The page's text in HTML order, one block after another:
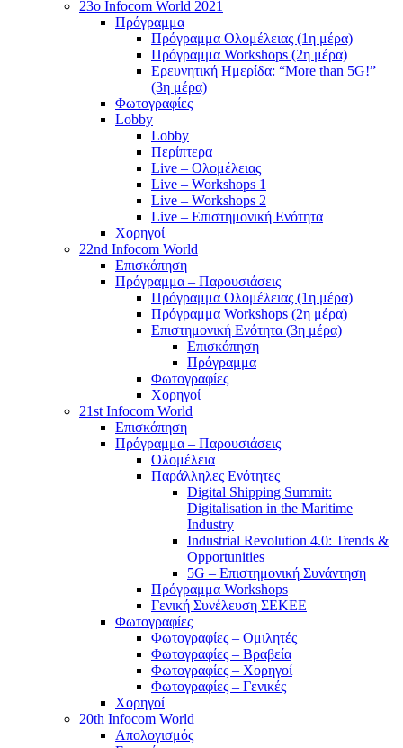
23o Infocom World 2021
Πρόγραμμα
Πρόγραμμα Ολομέλειας (1η μέρα)
Πρόγραμμα Workshops (2η μέρα)
Ερευνητική Ημερίδα: “More than 5G!”
(3η μέρα)
Φωτογραφίες
Lobby
Lobby
Περίπτερα
Live – Ολομέλειας
Live – Workshops 1
Live – Workshops 2
Live – Επιστημονική Ενότητα
Χορηγοί
22nd Infocom World
Επισκόπηση
Πρόγραμμα – Παρουσιάσεις
Πρόγραμμα Ολομέλειας (1η μέρα)
Πρόγραμμα Workshops (2η μέρα)
Επιστημονική Ενότητα (3η μέρα)
Επισκόπηση
Πρόγραμμα
Φωτογραφίες
Χορηγοί
21st Infocom World
Επισκόπηση
Πρόγραμμα – Παρουσιάσεις
Ολομέλεια
Παράλληλες Ενότητες
Digital Shipping Summit:
Digitalisation in the Maritime
Industry
Industrial Revolution 4.0: Trends &
Opportunities
5G – Επιστημονική Συνάντηση
Πρόγραμμα Workshops
Γενική Συνέλευση ΣΕΚΕΕ
Φωτογραφίες
Φωτογραφίες – Ομιλητές
Φωτογραφίες – Βραβεία
Φωτογραφίες – Χορηγοί
Φωτογραφίες – Γενικές
Χορηγοί
20th Infocom World
Απολογισμός